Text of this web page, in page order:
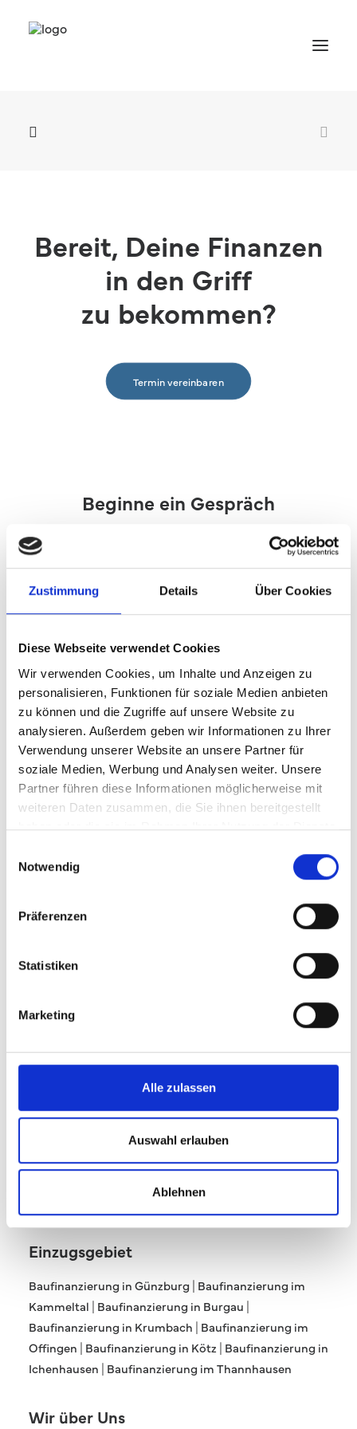
Zustimmung Details Über Cookies
Diese Webseite verwendet Cookies
Wir verwenden Cookies, um Inhalte und Anzeigen zu
personalisieren, Funktionen für soziale Medien anbieten
zu können und die Zugriffe auf unsere Website zu
analysieren. Außerdem geben wir Informationen zu Ihrer
Verwendung unserer Website an unsere Partner für
soziale Medien, Werbung und Analysen weiter. Unsere
Partner führen diese Informationen möglicherweise mit
weiteren Daten zusammen, die Sie ihnen bereitgestellt
haben oder die sie im Rahmen Ihrer Nutzung der Dienste
Notwendig
Präferenzen
Statistiken
Marketing
Alle zulassen
Auswahl erlauben
Ablehnen
Termin vereinbaren
Bereit, Deine Finanzen
in den Griff
zu bekommen?
Termin vereinbaren
Beginne ein Gespräch
08222/9949986
Erkunde
Home
Baufinanzierung
Digitale Selbstauskunft
Jobangebote
Für Makler aus der Region
89358 Kammeltal-Wettenhausen
Einzugsgebiet
Baufinanzierung in Günzburg | Baufinanzierung im
Kammeltal | Baufinanzierung in Burgau |
Baufinanzierung in Krumbach | Baufinanzierung im
Offingen | Baufinanzierung in Kötz | Baufinanzierung in
Ichenhausen | Baufinanzierung im Thannhausen
Wir über Uns